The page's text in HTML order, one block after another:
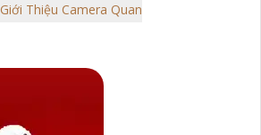
Giới Thiệu Camera Quan